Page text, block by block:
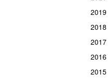
2019
2018
2017
2016
2015